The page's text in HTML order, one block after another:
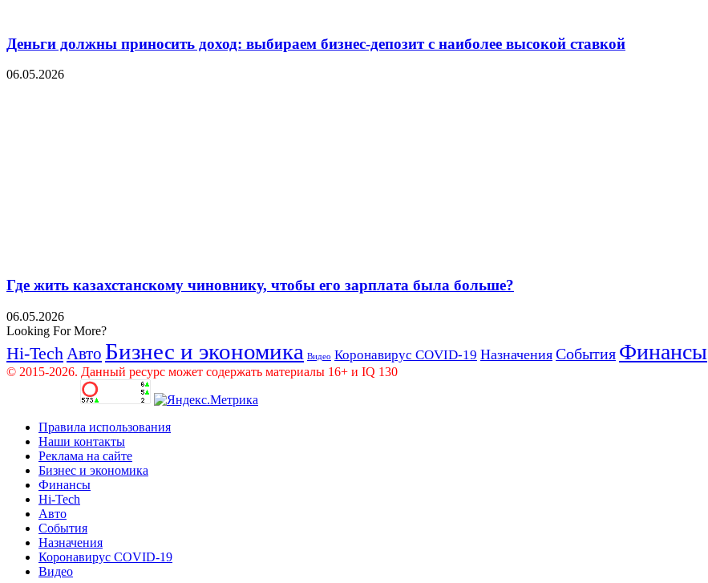
Деньги должны приносить доход: выбираем бизнес-депозит с наиболее высокой ставкой
06.05.2026
Где жить казахстанскому чиновнику, чтобы его зарплата была больше?
06.05.2026
Looking For More?
Hi-Tech Авто Бизнес и экономика Видео Коронавирус COVID-19 Назначения События Финансы
© 2015-2026. Данный ресурс может содержать материалы 16+ и IQ 130
Правила использования
Наши контакты
Реклама на сайте
Бизнес и экономика
Финансы
Hi-Tech
Авто
События
Назначения
Коронавирус COVID-19
Видео